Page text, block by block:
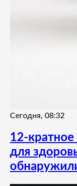
Сегодня, 08:32
12-
для